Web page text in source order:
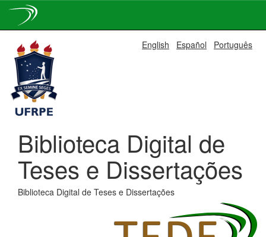
navigation
English Español Português
Biblioteca Digital de
Teses e Dissertações
Biblioteca Digital de Teses e Dissertações